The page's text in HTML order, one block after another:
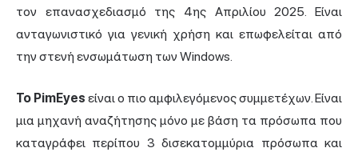
τον επανασχεδιασμό της 4ης Απριλίου 2025. Είναι
ανταγωνιστικό για γενική χρήση και επωφελείται από
την στενή ενσωμάτωση των Windows.
Το PimEyes είναι ο πιο αμφιλεγόμενος συμμετέχων. Είναι
μια μηχανή αναζήτησης μόνο με βάση τα πρόσωπα που
καταγράφει περίπου 3 δισεκατομμύρια πρόσωπα και